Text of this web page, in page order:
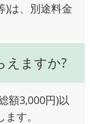
)は、別途料金
えますか?
額3,000円)以
す。